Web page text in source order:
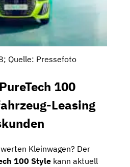
Quelle: Pressefoto
100
Leasing
Kleinwagen? Der
100 Style kann aktuell